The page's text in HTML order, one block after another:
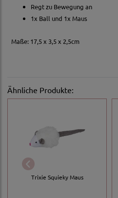
Regt zu Bewegung an
1x Ball und 1x Maus
Maße: 17,5 x 3,5 x 2,5cm
Ähnliche Produkte:
Trixie Squieky Maus